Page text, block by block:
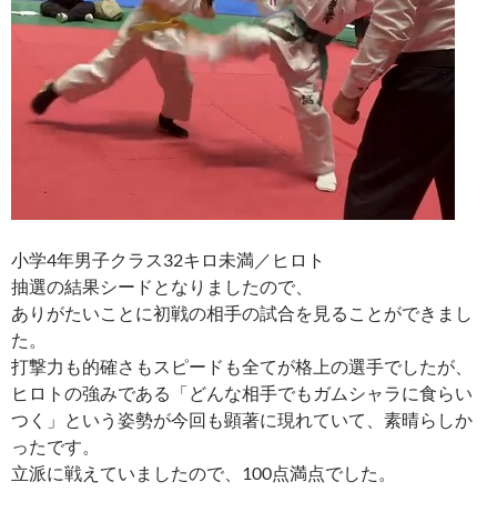
小学4年男子クラス32キロ未満／ヒロト
抽選の結果シードとなりましたので、
ありがたいことに初戦の相手の試合を見ることができまし
た。
打撃力も的確さもスピードも全てが格上の選手でしたが、
ヒロトの強みである「どんな相手でもガムシャラに食らい
つく」という姿勢が今回も顕著に現れていて、素晴らしか
ったです。
立派に戦えていましたので、100点満点でした。